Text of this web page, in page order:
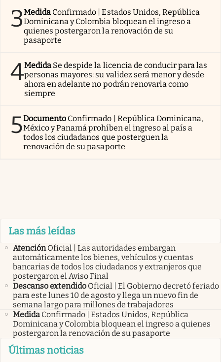
3Medida Confirmado | Estados Unidos, República
Dominicana y Colombia bloquean el ingreso a
quienes postergaron la renovación de su
pasaporte
4Medida Se despide la licencia de conducir para las
personas mayores: su validez será menor y desde
ahora en adelante no podrán renovarla como
siempre
5Documento Confirmado | República Dominicana,
México y Panamá prohíben el ingreso al país a
todos los ciudadanos que posterguen la
renovación de su pasaporte
Las más leídas
Atención Oficial | Las autoridades embargan
automáticamente los bienes, vehículos y cuentas
bancarias de todos los ciudadanos y extranjeros que
postergaron el Aviso Final
Descanso extendido Oficial | El Gobierno decretó feriado
para este lunes 10 de agosto y llega un nuevo fin de
semana largo para millones de trabajadores
Medida Confirmado | Estados Unidos, República
Dominicana y Colombia bloquean el ingreso a quienes
postergaron la renovación de su pasaporte
Últimas noticias